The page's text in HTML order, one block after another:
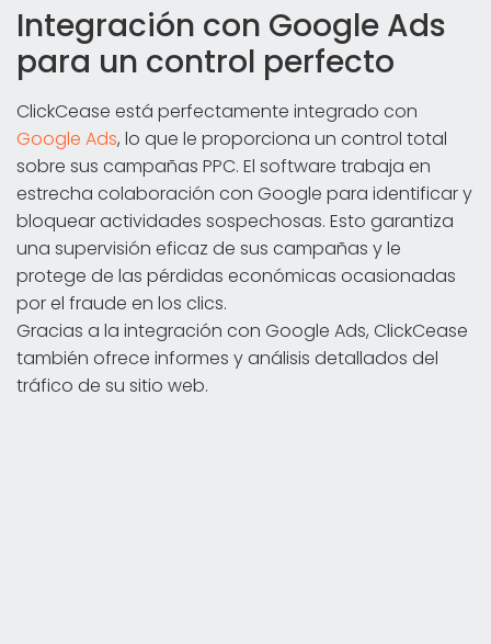
Integración con Google Ads
para un control perfecto
ClickCease está perfectamente integrado con
Google Ads, lo que le proporciona un control total
sobre sus campañas PPC. El software trabaja en
estrecha colaboración con Google para identificar y
bloquear actividades sospechosas. Esto garantiza
una supervisión eficaz de sus campañas y le
protege de las pérdidas económicas ocasionadas
por el fraude en los clics.
Gracias a la integración con Google Ads, ClickCease
también ofrece informes y análisis detallados del
tráfico de su sitio web.